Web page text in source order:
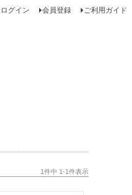
ログイン 会員登録 ご利用ガイド
1 件中 1 -1 件表示